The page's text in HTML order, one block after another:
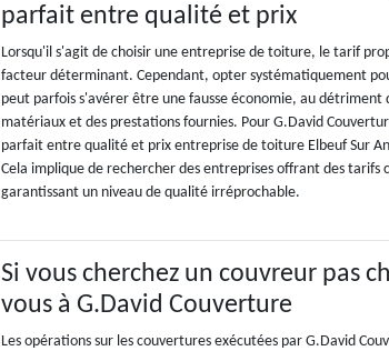
parfait entre qualité et prix
Lorsqu'il s'agit de choisir une entreprise de toiture, le tarif
facteur déterminant. Cependant, opter systématiquement
peut parfois s'avérer être une fausse économie, au détriment
matériaux et des prestations fournies. Pour G.David
parfait entre qualité et prix entreprise de toiture Elbeuf Sur
Cela implique de rechercher des entreprises offrant des tarifs
garantissant un niveau de qualité irréprochable.
Si vous cherchez un couvreur pas
vous à G.David Couverture
Les opérations sur les couvertures exécutées par G.David